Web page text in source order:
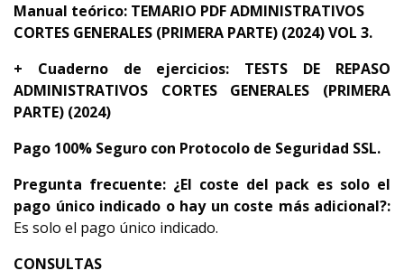
Manual teórico: TEMARIO PDF ADMINISTRATIVOS
CORTES GENERALES (PRIMERA PARTE) (2024) VOL 3.
+ Cuaderno de ejercicios: TESTS DE REPASO
ADMINISTRATIVOS CORTES GENERALES (PRIMERA
PARTE) (2024)
Pago 100% Seguro con Protocolo de Seguridad SSL.
Pregunta frecuente: ¿El coste del pack es solo el
pago único indicado o hay un coste más adicional?:
Es solo el pago único indicado.
CONSULTAS